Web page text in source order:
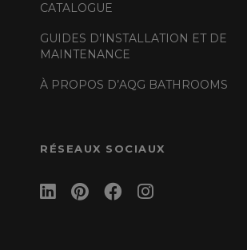
CATALOGUE
GUIDES D’INSTALLATION ET DE
MAINTENANCE
À PROPOS D’AQG BATHROOMS
RÉSEAUX SOCIAUX